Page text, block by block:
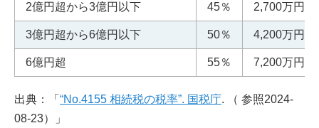
2億円超から3億円以下 45％ 2,700万円
3億円超から6億円以下 50％ 4,200万円
6億円超 55％ 7,200万円
出典：「 “No.4155 相続税の税率”. 国税庁. （ 参照2024-
08-23）」